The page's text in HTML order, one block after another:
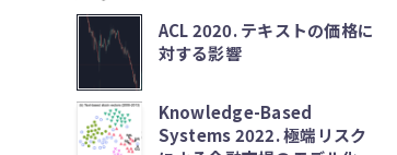
ACL 2020. テキストの価格に
対する影響
Knowledge-Based
Systems 2022. 極端リスク